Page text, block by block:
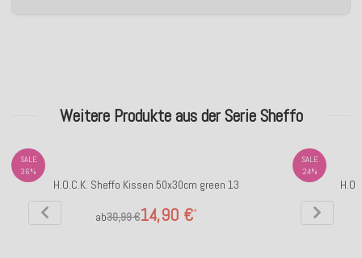
Weitere Produkte aus der Serie Sheffo
SALE
36%
H.O.C.K. Sheffo Kissen 50x30cm green 13
ab 14,90 €*
30,99 €
SALE
24%